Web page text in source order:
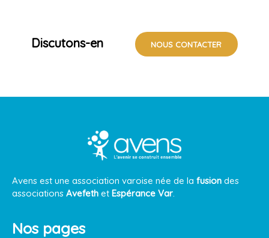
Discutons-en NOUS CONTACTER
Avens est une association varoise née de la fusion des
associations Avefeth et Espérance Var
Nos pages